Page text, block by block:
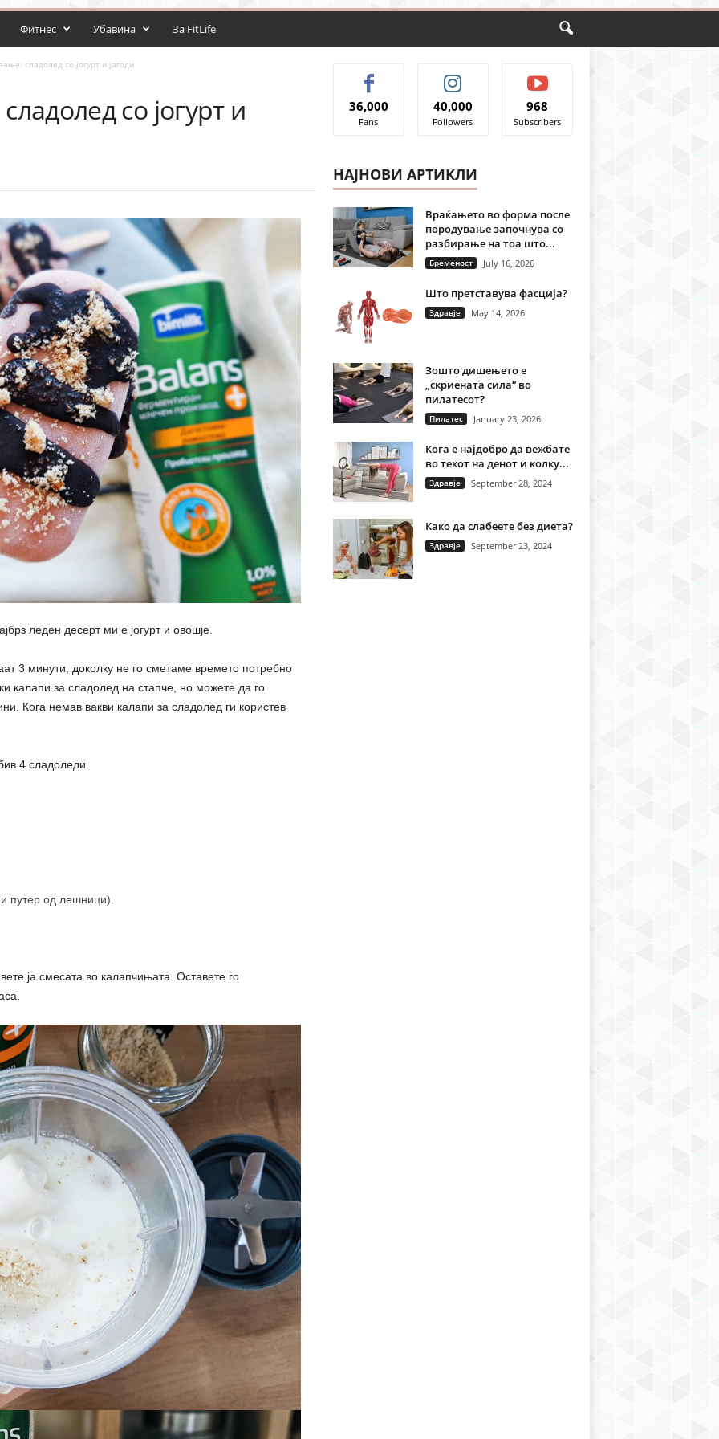
Фитнес Убавина За FitLife
сладолед со јогурт и јагоди
со јогурт и
леден десерт ми е јогурт и овошје.
3 минути, доколку не го сметаме времето потребно
калапи за сладолед на стапче, но можете да го
Кога немав вакви калапи за сладолед ги користев
4 сладоледи.
путер од лешници).
ја смесата во калапчињата. Оставете го
36,000
Fans
40,000
Followers
968
Subscribers
НАЈНОВИ АРТИКЛИ
Враќањето во форма после
породување започнува со
разбирање на тоа што...
Бременост July 16, 2026
Што претставува фасција?
Здравје May 14, 2026
Зошто дишењето е
„скриената сила“ во
пилатесот?
Пилатес January 23, 2026
Кога е најдобро да вежбате
во текот на денот и колку...
Здравје September 28, 2024
Како да слабеете без диета?
Здравје September 23, 2024